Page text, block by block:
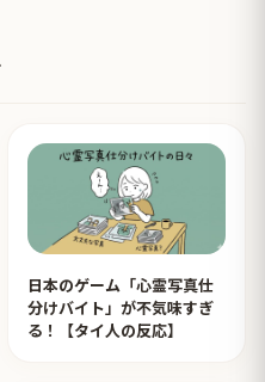
日本のゲーム「心霊写真仕
分けバイト」が不気味すぎ
る！【タイ人の反応】